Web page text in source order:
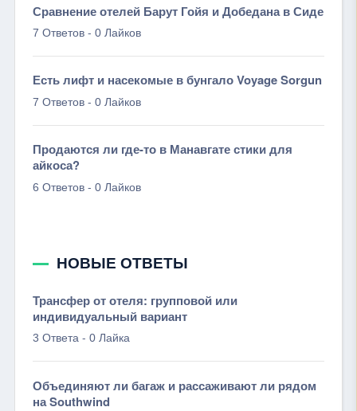
Сравнение отелей Барут Гойя и Добедана в Сиде
7 Ответов- 0 Лайков
Есть лифт и насекомые в бунгало Voyage Sorgun
7 Ответов- 0 Лайков
Продаются ли где-то в Манавгате стики для
айкоса?
6 Ответов- 0 Лайков
НОВЫЕ ОТВЕТЫ
Трансфер от отеля: групповой или
индивидуальный вариант
3 Ответа- 0 Лайка
Объединяют ли багаж и рассаживают ли рядом
на Southwind